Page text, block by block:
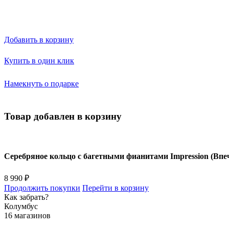
Добавить в корзину
Купить в один клик
Намекнуть о подарке
Товар добавлен в корзину
Серебряное кольцо с багетными фианитами Impression
8 990 ₽
Продолжить покупки Перейти в корзину
Как забрать?
Колумбус
16 магазинов